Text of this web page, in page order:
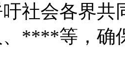
社会各界
****等，确